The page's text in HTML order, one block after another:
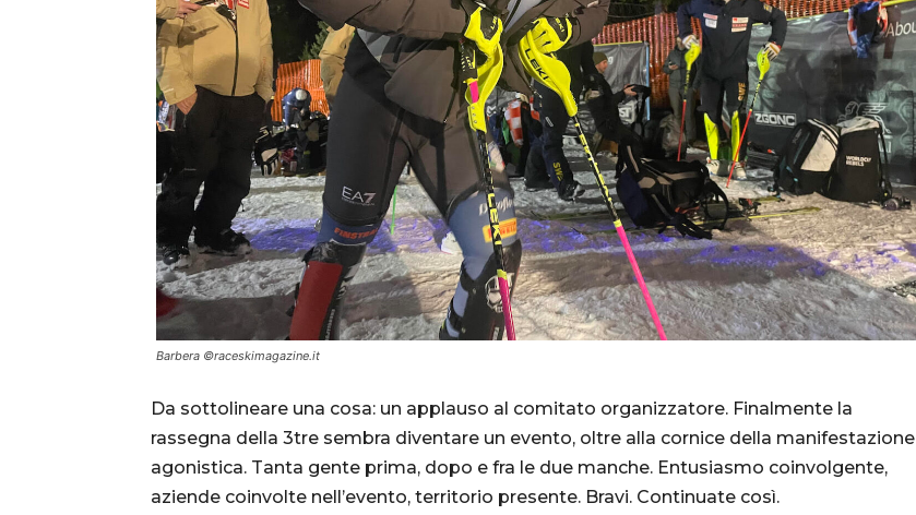
Barbera ©raceskimagazine.it
Da sottolineare una cosa: un applauso al comitato organizzatore. Finalmente la
rassegna della 3tre sembra diventare un evento, oltre alla cornice della manifestazione
agonistica. Tanta gente prima, dopo e fra le due manche. Entusiasmo coinvolgente,
aziende coinvolte nell’evento, territorio presente. Bravi. Continuate così.